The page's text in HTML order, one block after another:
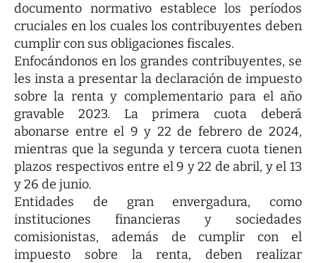
documento normativo establece los períodos
cruciales en los cuales los contribuyentes deben
cumplir con sus obligaciones fiscales.
Enfocándonos en los grandes contribuyentes, se
les insta a presentar la declaración de impuesto
sobre la renta y complementario para el año
gravable 2023. La primera cuota deberá
abonarse entre el 9 y 22 de febrero de 2024,
mientras que la segunda y tercera cuota tienen
plazos respectivos entre el 9 y 22 de abril, y el 13
y 26 de junio.
Entidades de gran envergadura, como
instituciones financieras y sociedades
comisionistas, además de cumplir con el
impuesto sobre la renta, deben realizar